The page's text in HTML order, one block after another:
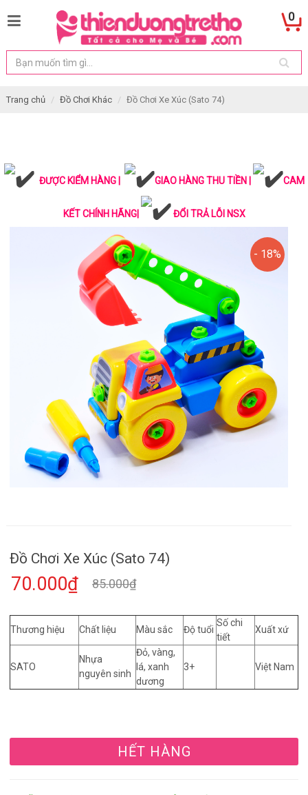
0
Trang chủ Đồ Chơi Khác Đồ Chơi Xe Xúc (Sato 74)
ĐƯỢC KIỂM HÀNG | GIAO HÀNG THU TIỀN | CAM
KẾT CHÍNH HÃNG| ĐỔI TRẢ LỖI NSX
- 18%
Đồ Chơi Xe Xúc (Sato 74)
70.000₫ 85.000₫
Thương hiệu Chất liệu Màu sắc Độ tuổi
Số chi
tiết
Xuất xứ
SATO
Nhựa
nguyên sinh
Đỏ, vàng,
lá, xanh
dương
3+ Việt Nam
HẾT HÀNG